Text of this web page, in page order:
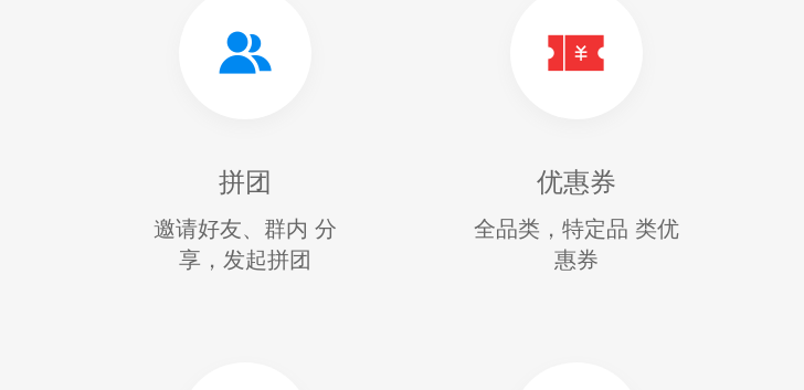
拼团
邀请好友、群内 分
享，发起拼团
优惠券
全品类，特定品 类优
惠券